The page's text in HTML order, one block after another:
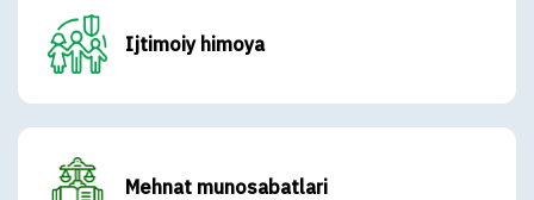
Ijtimoiy himoya
Mehnat munosabatlari